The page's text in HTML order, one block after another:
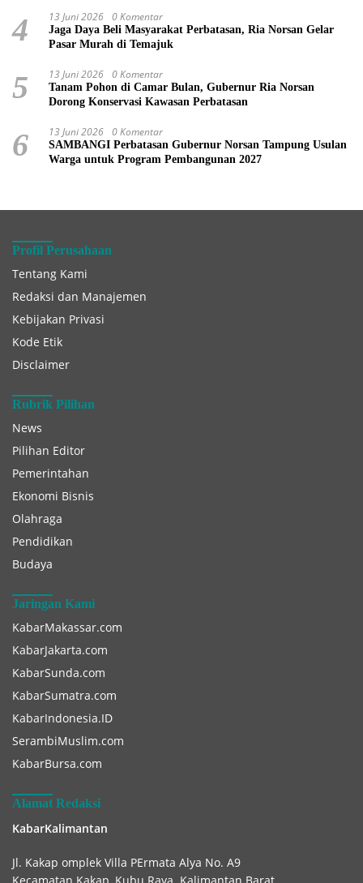
4 13 Juni 2026 0 Komentar
Jaga Daya Beli Masyarakat Perbatasan, Ria Norsan Gelar
Pasar Murah di Temajuk
5 13 Juni 2026 0 Komentar
Tanam Pohon di Camar Bulan, Gubernur Ria Norsan
Dorong Konservasi Kawasan Perbatasan
6 13 Juni 2026 0 Komentar
SAMBANGI Perbatasan Gubernur Norsan Tampung Usulan
Warga untuk Program Pembangunan 2027
Profil Perusahaan
Tentang Kami
Redaksi dan Manajemen
Kebijakan Privasi
Kode Etik
Disclaimer
Rubrik Pilihan
News
Pilihan Editor
Pemerintahan
Ekonomi Bisnis
Olahraga
Pendidikan
Budaya
Jaringan Kami
KabarMakassar.com
KabarJakarta.com
KabarSunda.com
KabarSumatra.com
KabarIndonesia.ID
SerambiMuslim.com
KabarBursa.com
Alamat Redaksi
KabarKalimantan
Jl. Kakap omplek Villa PErmata Alya No. A9